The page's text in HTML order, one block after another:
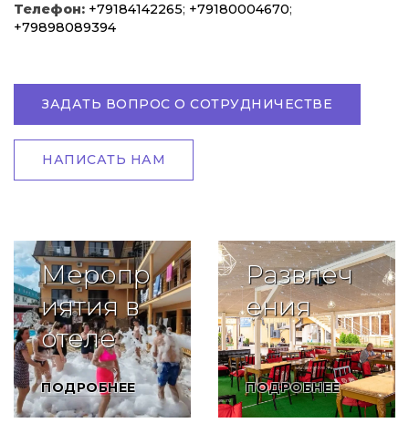
Телефон: +79184142265; +79180004670;
+79898089394
ЗАДАТЬ ВОПРОС О СОТРУДНИЧЕСТВЕ
НАПИСАТЬ НАМ
Меропр
иятия в
отеле
ПОДРОБНЕЕ
Развлеч
ения
ПОДРОБНЕЕ